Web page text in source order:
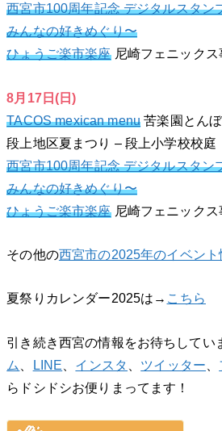
西宮市100周年記念 デジタルスタン
みんなの好きめぐり〜
ひょうご楽市楽座尼崎フェニックス
8月17日(日)
TACOS mexican menu 苦楽園とんぼ
段上地区夏まつり – 段上小学校校庭
西宮市100周年記念 デジタルスタン
みんなの好きめぐり〜
ひょうご楽市楽座尼崎フェニックス
その他の西宮市の2025年のイベント
夏祭りカレンダー2025は→ こちら
引き続き西宮の情報をお待ちしてい
ム
LINE インスタ ツイッター
らドシドシお便りまってます！